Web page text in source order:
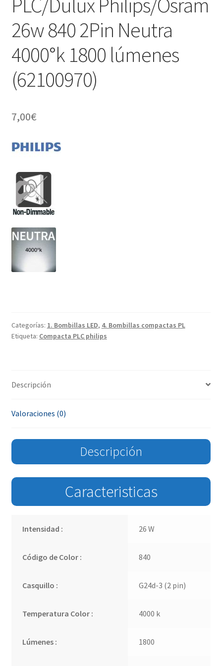
26w 840 2Pin Neutra
4000°k 1800 lúmenes
(62100970)
7,00€
Categorías: 1. Bombillas LED, 4. Bombillas compactas PL
Etiqueta: Compacta PLC philips
Descripción
Valoraciones (0)
Descripción
Caracteristicas
Intensidad : 26 W
Código de Color : 840
Casquillo : G24d-3 (2 pin)
Temperatura Color : 4000 k
Lúmenes : 1800